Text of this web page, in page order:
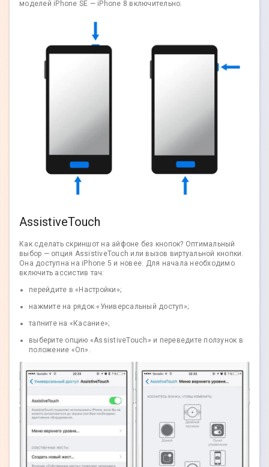
моделей iPhone SE — iPhone 8 включительно.
AssistiveTouch
Как сделать скриншот на айфоне без кнопок? Оптимальный
выбор — опция AssistiveTouch или вызов виртуальной кнопки.
Она доступна на iPhone 5 и новее. Для начала необходимо
включить ассистив тач:
перейдите в «Настройки»;
нажмите на рядок «Универсальный доступ»;
тапните на «Касание»;
выберите опцию «AssistiveTouch» и переведите ползунок в
положение «On».